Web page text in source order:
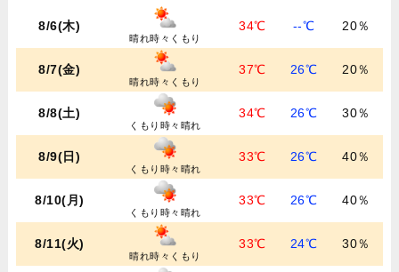
8/6(木)
晴れ時々くもり
34℃ --℃ 20％
8/7(金)
晴れ時々くもり
37℃ 26℃ 20％
8/8(土)
くもり時々晴れ
34℃ 26℃ 30％
8/9(日)
くもり時々晴れ
33℃ 26℃ 40％
8/10(月)
くもり時々晴れ
33℃ 26℃ 40％
8/11(火)
晴れ時々くもり
33℃ 24℃ 30％